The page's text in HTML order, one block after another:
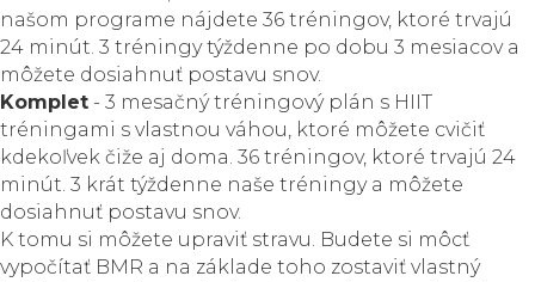
našom programe nájdete 36 tréningov, ktoré trvajú
24 minút. 3 tréningy týždenne po dobu 3 mesiacov a
môžete dosiahnuť postavu snov.
Komplet - 3 mesačný tréningový plán s HIIT
tréningami s vlastnou váhou, ktoré môžete cvičiť
kdekoľvek čiže aj doma. 36 tréningov, ktoré trvajú 24
minút. 3 krát týždenne naše tréningy a môžete
dosiahnuť postavu snov.
K tomu si môžete upraviť stravu. Budete si môcť
vypočítať BMR a na základe toho zostaviť vlastný